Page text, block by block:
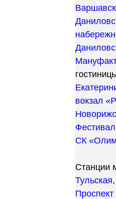
вокзал
СК
Станции
Тульская,